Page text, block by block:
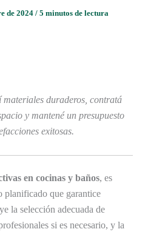
de 2024 / 5 minutos de lectura
duraderos, contratá
y mantené un presupuesto
exitosas.
en cocinas y baños, es
planificado que garantice
la selección adecuada de
si es necesario, y la